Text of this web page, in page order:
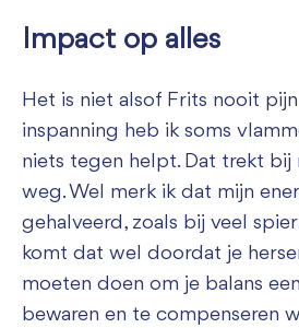
Impact op alles
Het is niet alsof Frits nooit pijn
inspanning heb ik soms
niets tegen helpt. Dat trekt bij
weg. Wel merk ik dat mijn
gehalveerd, zoals bij veel
komt dat wel doordat je
moeten doen om je balans
bewaren en te compenseren